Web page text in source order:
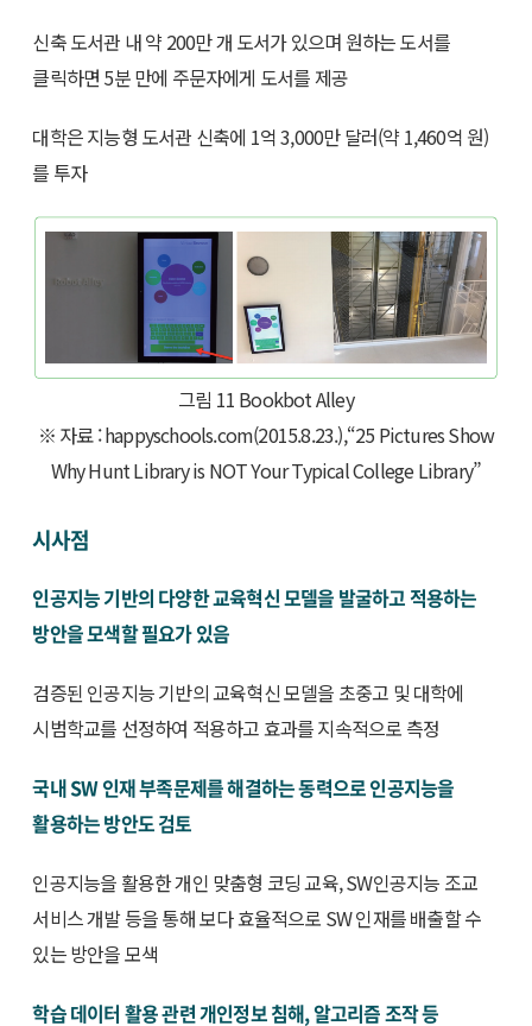
신축 도서관 내 약 200만 개 도서가 있으며 원하는 도서를
클릭하면 5분 만에 주문자에게 도서를 제공
대학은 지능형 도서관 신축에 1억 3,000만 달러(약 1,460억 원)
를 투자
그림 11 Bookbot Alley
※ 자료 : happyschools.com(2015.8.23.),“25 Pictures Show
Why Hunt Library is NOT Your Typical College Library”
시사점
인공지능 기반의 다양한 교육혁신 모델을 발굴하고 적용하는
방안을 모색할 필요가 있음
검증된 인공지능 기반의 교육혁신 모델을 초중고 및 대학에
시범학교를 선정하여 적용하고 효과를 지속적으로 측정
국내 SW 인재 부족문제를 해결하는 동력으로 인공지능을
활용하는 방안도 검토
인공지능을 활용한 개인 맞춤형 코딩 교육, SW인공지능 조교
서비스 개발 등을 통해 보다 효율적으로 SW 인재를 배출할 수
있는 방안을 모색
학습 데이터 활용 관련 개인정보 침해, 알고리즘 조작 등